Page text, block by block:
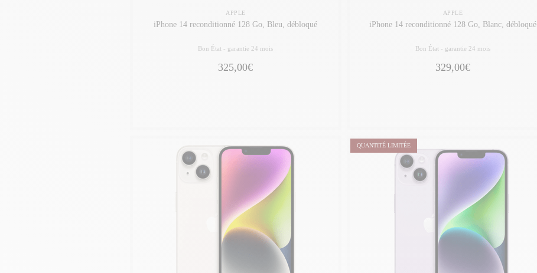
APPLE
iPhone 14 reconditionné 128 Go, Bleu, débloqué
Bon État - garantie 24 mois
325,00€
APPLE
iPhone 14 reconditionné 128 Go, Blanc, débloqué
Bon État - garantie 24 mois
329,00€
QUANTITÉ LIMITÉE